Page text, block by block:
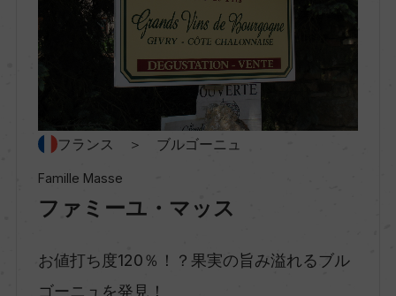
スティルワイン
味わい
フランス ＞ ブルゴーニュ
Famille Masse
ファミーユ・マッス
お値打ち度120％！？果実の旨み溢れるブル
ゴーニュを発見！